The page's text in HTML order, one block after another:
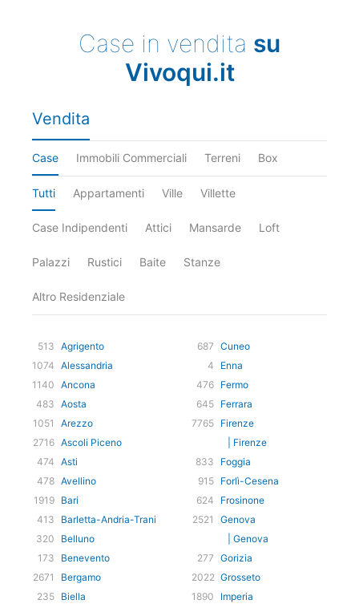
Case in vendita su
Vivoqui.it
Vendita
Case Immobili Commerciali Terreni Box
Tutti Appartamenti Ville Villette
Case Indipendenti Attici Mansarde Loft
Palazzi Rustici Baite Stanze
Altro Residenziale
513 Agrigento
1074 Alessandria
1140 Ancona
483 Aosta
1051
Arezzo
2716 Ascoli Piceno
474 Asti
478 Avellino
1919 Bari
413
Barletta-Andria-Trani
320
Belluno
173
Benevento
2671
Bergamo
235 Biella
687 Cuneo
4
Enna
476 Fermo
645 Ferrara
7765 Firenze
| Firenze
833
Foggia
915 Forlì-Cesena
624
Frosinone
2521
Genova
| Genova
277 Gorizia
2022 Grosseto
1890
Imperia